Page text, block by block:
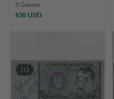
11 Gebote
106 USD